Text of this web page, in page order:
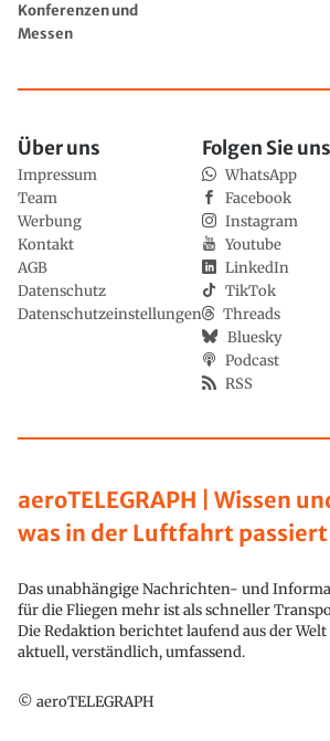
Konferenzen und
Messen
aeroTELEGRAPH | Wissen
was in der Luftfahrt passiert
Das unabhängige Nachrichten- und
für die Fliegen mehr ist als schneller
Die Redaktion berichtet laufend aus der
aktuell, verständlich, umfassend.
© aeroTELEGRAPH
Über uns
Impressum
Team
Werbung
Kontakt
AGB
Datenschutz
Datenschutzeinstellungen
Folgen Sie uns
WhatsApp
Facebook
Instagram
Youtube
LinkedIn
TikTok
Threads
Bluesky
Podcast
RSS